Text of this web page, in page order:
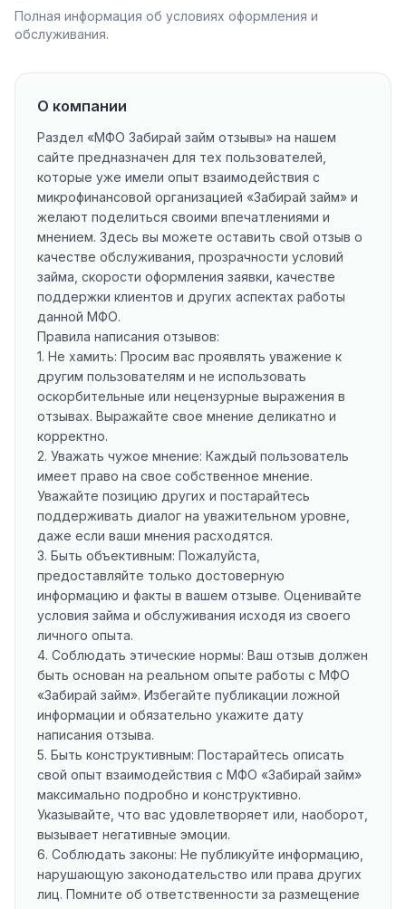
Полная информация об условиях оформления и
обслуживания.
О компании
Раздел «МФО Забирай займ отзывы» на нашем
сайте предназначен для тех пользователей,
которые уже имели опыт взаимодействия с
микрофинансовой организацией «Забирай займ» и
желают поделиться своими впечатлениями и
мнением. Здесь вы можете оставить свой отзыв о
качестве обслуживания, прозрачности условий
займа, скорости оформления заявки, качестве
поддержки клиентов и других аспектах работы
данной МФО.
Правила написания отзывов:
1. Не хамить: Просим вас проявлять уважение к
другим пользователям и не использовать
оскорбительные или нецензурные выражения в
отзывах. Выражайте свое мнение деликатно и
корректно.
2. Уважать чужое мнение: Каждый пользователь
имеет право на свое собственное мнение.
Уважайте позицию других и постарайтесь
поддерживать диалог на уважительном уровне,
даже если ваши мнения расходятся.
3. Быть объективным: Пожалуйста,
предоставляйте только достоверную
информацию и факты в вашем отзыве. Оценивайте
условия займа и обслуживания исходя из своего
личного опыта.
4. Соблюдать этические нормы: Ваш отзыв должен
быть основан на реальном опыте работы с МФО
«Забирай займ». Избегайте публикации ложной
информации и обязательно укажите дату
написания отзыва.
5. Быть конструктивным: Постарайтесь описать
свой опыт взаимодействия с МФО «Забирай займ»
максимально подробно и конструктивно.
Указывайте, что вас удовлетворяет или, наоборот,
вызывает негативные эмоции.
6. Соблюдать законы: Не публикуйте информацию,
нарушающую законодательство или права других
лиц. Помните об ответственности за размещение